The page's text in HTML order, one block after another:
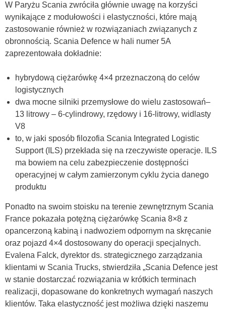
W Paryżu Scania zwróciła głównie uwagę na korzyści
wynikające z modułowości i elastyczności, które mają
zastosowanie również w rozwiązaniach związanych z
obronnością. Scania Defence w hali numer 5A
zaprezentowała dokładnie:
hybrydową ciężarówkę 4×4 przeznaczoną do celów
logistycznych
dwa mocne silniki przemysłowe do wielu zastosowań–
13 litrowy – 6-cylindrowy, rzędowy i 16-litrowy, widlasty
V8
to, w jaki sposób filozofia Scania Integrated Logistic
Support (ILS) przekłada się na rzeczywiste operacje. ILS
ma bowiem na celu zabezpieczenie dostępności
operacyjnej w całym zamierzonym cyklu życia danego
produktu
Ponadto na swoim stoisku na terenie zewnętrznym Scania
France pokazała potężną ciężarówkę Scania 8×8 z
opancerzoną kabiną i nadwoziem odpornym na skręcanie
oraz pojazd 4×4 dostosowany do operacji specjalnych.
Evalena Falck, dyrektor ds. strategicznego zarządzania
klientami w Scania Trucks, stwierdziła „Scania Defence jest
w stanie dostarczać rozwiązania w krótkich terminach
realizacji, dopasowane do konkretnych wymagań naszych
klientów. Taka elastyczność jest możliwa dzięki naszemu